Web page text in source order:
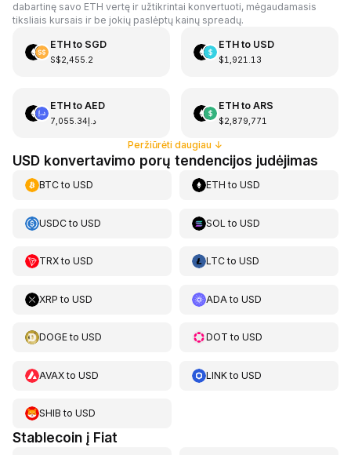
dabartinę savo ETH vertę ir užtikrintai konvertuoti, mėgaudamasis
tiksliais kursais ir be jokių paslėptų kainų spreadų.
ETHto SGD
S$2,455.2
ETHto USD
$1,921.13
ETHto AED
د.إ7,055.34
ETHto ARS
$2,879,771
Peržiūrėti daugiau ↓
USD konvertavimo porų tendencijos judėjimas
BTCto USD ETH toUSD
USDCto USD SOL toUSD
TRXto USD LTCtoUSD
XRP to USD ADA toUSD
DOGEto USD DOT toUSD
AVAXto USD LINKtoUSD
SHIB to USD
Stablecoin į Fiat